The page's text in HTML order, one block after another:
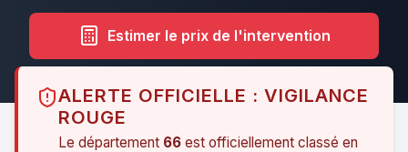
Estimer le prix de l'intervention
ALERTE OFFICIELLE : VIGILANCE
ROUGE
Le département 66 est officiellement classé en